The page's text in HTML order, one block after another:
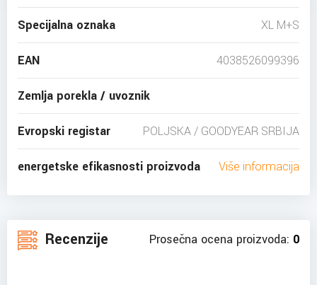
Specijalna oznaka XL M+S
EAN 4038526099396
Zemlja porekla / uvoznik
POLJSKA / GOODYEAR SRBIJA
Evropski registar
energetske efikasnosti proizvoda Više informacija
Recenzije Prosečna ocena proizvoda: 0